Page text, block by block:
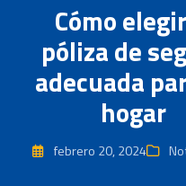
Cómo
póliza de
adecuada
hogar
febrero 20, 2024